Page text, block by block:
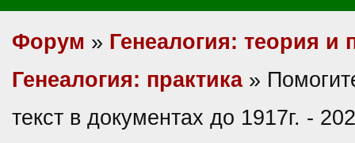
Форум » Генеалогия: теория и
Генеалогия: практика»
текст в документах до 1917г. -